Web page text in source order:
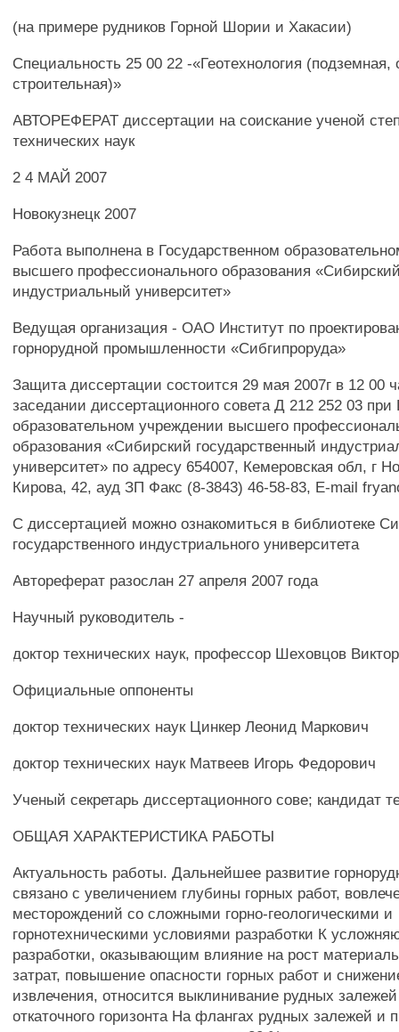
(на примере рудников Горной Шории и Хакасии)
Специальность 25 00 22 -«Геотехнология (подземная,
строительная)»
АВТОРЕФЕРАТ диссертации на соискание ученой
технических наук
2 4 МАЙ 2007
Новокузнецк 2007
Работа выполнена в Государственном
высшего профессионального образования
индустриальный университет»
Ведущая организация - ОАО Институт по
горнорудной промышленности «Сибгипроруда»
Защита диссертации состоится 29 мая 2007г в 12 00
заседании диссертационного совета Д 212 252 03 при
образовательном учреждении высшего
образования «Сибирский государственный
университет» по адресу 654007, Кемеровская обл, г
Кирова, 42, ауд ЗП Факс (8-3843) 46-58-83, E-mail
С диссертацией можно ознакомиться в библиотеке
государственного индустриального университета
Автореферат разослан 27 апреля 2007 года
Научный руководитель -
доктор технических наук, профессор Шеховцов
Официальные оппоненты
доктор технических наук Цинкер Леонид Маркович
доктор технических наук Матвеев Игорь Федорович
Ученый секретарь диссертационного сове; кандидат
ОБЩАЯ ХАРАКТЕРИСТИКА РАБОТЫ
Актуальность работы. Дальнейшее развитие
связано с увеличением глубины горных работ,
месторождений со сложными горно-геологическими и
горнотехническими условиями разработки К
разработки, оказывающим влияние на рост
затрат, повышение опасности горных работ и
извлечения, относится выклинивание рудных
откаточного горизонта На флангах рудных залежей и